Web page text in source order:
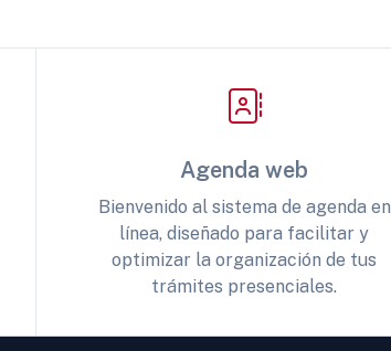
Agenda web
Bienvenido al sistema de agenda en
línea, diseñado para facilitar y
optimizar la organización de tus
trámites presenciales.